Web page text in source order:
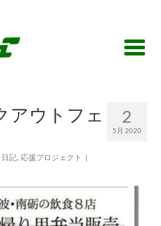
2
5月 2020
アウトフェ
記 応援プロジェクト |